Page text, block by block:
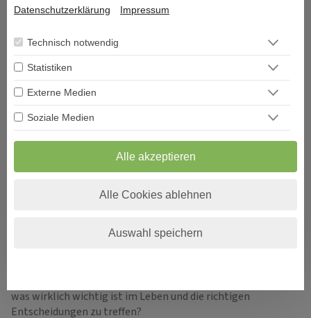
ÜBER DECISIONI
"Decisioni - Entscheidungen formen Dein Schicksal" so
heißt das neue Portal und Decisioni heißt im
geht es im Leben. Entscheidungen sind ein Moment in
was wirklich wichtig ist im Leben und die richtigen
Entscheidungen zu treffen?
Datenschutzerklärung Impressum
Technisch notwendig
Statistiken
Externe Medien
Soziale Medien
Alle akzeptieren
Alle Cookies ablehnen
Auswahl speichern